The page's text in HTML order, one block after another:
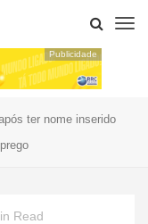
Publicidade
ter nome inserido
Read